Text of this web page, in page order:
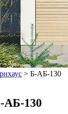
> Б-АБ-130
АБ-130